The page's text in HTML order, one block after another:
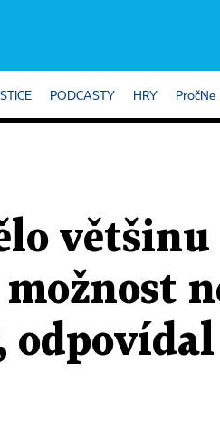
PODCASTY HRY PročNe
většinu